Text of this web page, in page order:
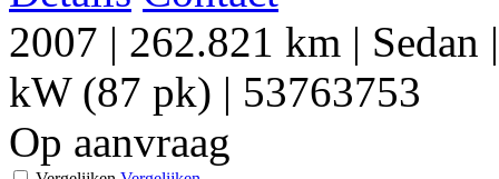
2007 | 262.821 km | Sedan
kW (87 pk) | 53763753
Op aanvraag